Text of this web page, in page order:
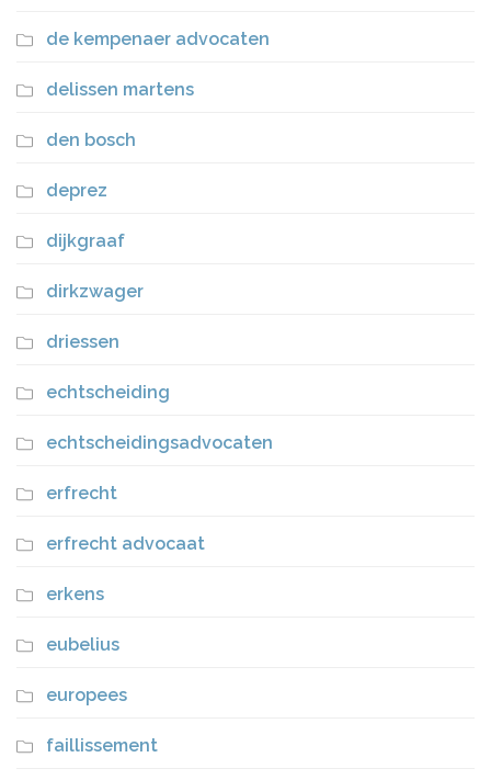
de kempenaer advocaten
delissen martens
den bosch
deprez
dijkgraaf
dirkzwager
driessen
echtscheiding
echtscheidingsadvocaten
erfrecht
erfrecht advocaat
erkens
eubelius
europees
faillissement